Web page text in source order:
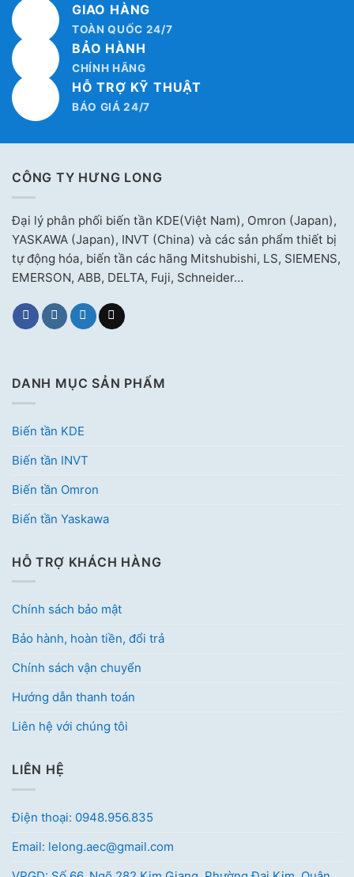
GIAO HÀNG
TOÀN QUỐC 24/7
BẢO HÀNH
CHÍNH HÃNG
HỖ TRỢ KỸ THUẬT
BÁO GIÁ 24/7
CÔNG TY HƯNG LONG
Đại lý phân phối biến tần KDE(Việt Nam), Omron (Japan),
YASKAWA (Japan), INVT (China) và các sản phẩm thiết bị
tự động hóa, biến tần các hãng Mitshubishi, LS, SIEMENS,
EMERSON, ABB, DELTA, Fuji, Schneider…
DANH MỤC SẢN PHẨM
Biến tần KDE
Biến tần INVT
Biến tần Omron
Biến tần Yaskawa
HỖ TRỢ KHÁCH HÀNG
Chính sách bảo mật
Bảo hành, hoàn tiền, đổi trả
Chính sách vận chuyển
Hướng dẫn thanh toán
Liên hệ với chúng tôi
LIÊN HỆ
Điện thoại: 0948.956.835
Email: lelong.aec@gmail.com